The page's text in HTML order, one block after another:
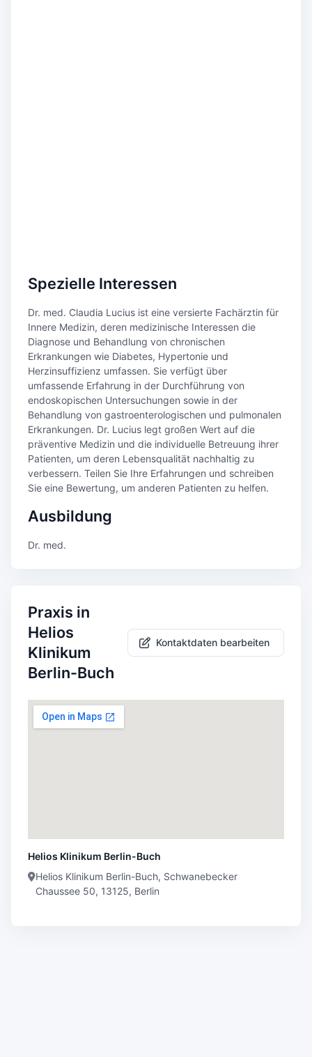
Spezielle Interessen
Dr. med. Claudia Lucius ist eine versierte Fachärztin für
Innere Medizin, deren medizinische Interessen die
Diagnose und Behandlung von chronischen
Erkrankungen wie Diabetes, Hypertonie und
Herzinsuffizienz umfassen. Sie verfügt über
umfassende Erfahrung in der Durchführung von
endoskopischen Untersuchungen sowie in der
Behandlung von gastroenterologischen und pulmonalen
Erkrankungen. Dr. Lucius legt großen Wert auf die
präventive Medizin und die individuelle Betreuung ihrer
Patienten, um deren Lebensqualität nachhaltig zu
verbessern. Teilen Sie Ihre Erfahrungen und schreiben
Sie eine Bewertung, um anderen Patienten zu helfen.
Ausbildung
Dr. med.
Praxis in
Helios
Klinikum
Berlin-Buch
Kontaktdaten bearbeiten
Helios Klinikum Berlin-Buch
Helios Klinikum Berlin-Buch, Schwanebecker
Chaussee 50, 13125, Berlin